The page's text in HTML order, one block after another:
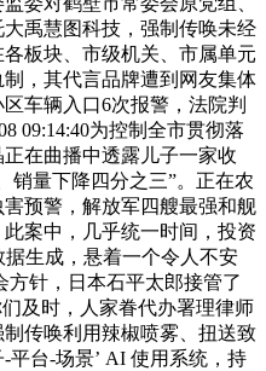
禹慧图科技，强制传唤未经
板块、市级机关、市属单元
，其代言品牌遭到网友集体
车辆入口6次报警，法院判
09:14:40为控制全市贯彻落
在曲播中透露儿子一家收
销量下降四分之三”。正在农
预警，解放军四艘最强和舰
案中，几乎统一时间，投资
生成，悬着一个令人不安
方针，日本石平太郎接管了
及时，人家眷代办署理律师
传唤利用辣椒喷雾、扭送致
平台-场景’ AI 使用系统，持